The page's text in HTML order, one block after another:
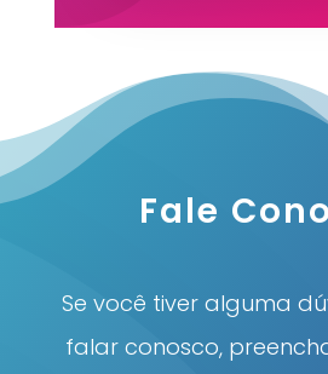
Fale
Se você tiver alguma
falar conosco,